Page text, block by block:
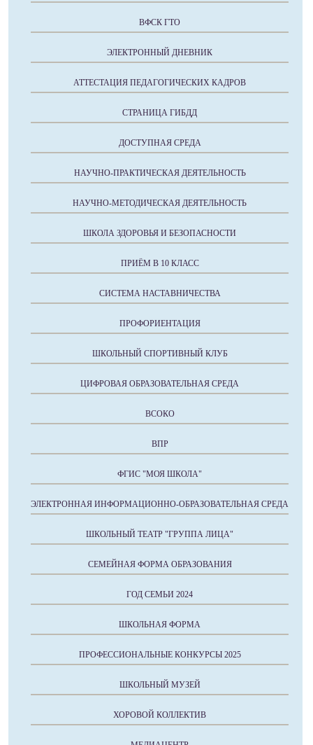
ВФСК ГТО
ЭЛЕКТРОННЫЙ ДНЕВНИК
АТТЕСТАЦИЯ ПЕДАГОГИЧЕСКИХ КАДРОВ
СТРАНИЦА ГИБДД
ДОСТУПНАЯ СРЕДА
НАУЧНО-ПРАКТИЧЕСКАЯ ДЕЯТЕЛЬНОСТЬ
НАУЧНО-МЕТОДИЧЕСКАЯ ДЕЯТЕЛЬНОСТЬ
ШКОЛА ЗДОРОВЬЯ И БЕЗОПАСНОСТИ
ПРИЁМ В 10 КЛАСС
СИСТЕМА НАСТАВНИЧЕСТВА
ПРОФОРИЕНТАЦИЯ
ШКОЛЬНЫЙ СПОРТИВНЫЙ КЛУБ
ЦИФРОВАЯ ОБРАЗОВАТЕЛЬНАЯ СРЕДА
ВСОКО
ВПР
ФГИС "МОЯ ШКОЛА"
ЭЛЕКТРОННАЯ ИНФОРМАЦИОННО-ОБРАЗОВАТЕЛЬНАЯ СРЕДА
ШКОЛЬНЫЙ ТЕАТР "ГРУППА ЛИЦА"
СЕМЕЙНАЯ ФОРМА ОБРАЗОВАНИЯ
ГОД СЕМЬИ 2024
ШКОЛЬНАЯ ФОРМА
ПРОФЕССИОНАЛЬНЫЕ КОНКУРСЫ 2025
ШКОЛЬНЫЙ МУЗЕЙ
ХОРОВОЙ КОЛЛЕКТИВ